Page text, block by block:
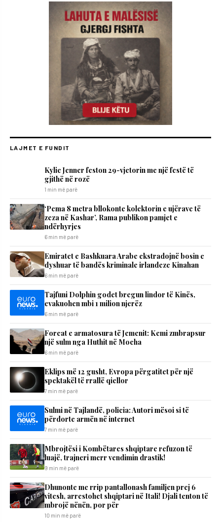
LAJMET E FUNDIT
Kylie Jenner feston 29-vjetorin me një festë të
gjithë në rozë
1 min më parë
‘Pema 8 metra bllokonte kolektorin e ujërave të
zeza në Kashar’, Rama publikon pamjet e
ndërhyrjes
6 min më parë
Emiratet e Bashkuara Arabe ekstradojnë bosin e
dyshuar të bandës kriminale irlandeze Kinahan
6 min më parë
Tajfuni Dolphin godet bregun lindor të Kinës,
evakuohen mbi 1 milion njerëz
6 min më parë
Forcat e armatosura të Jemenit: Kemi zmbrapsur
një sulm nga Huthit në Mocha
6 min më parë
Eklips më 12 gusht, Evropa përgatitet për një
spektakël të rrallë qiellor
7 min më parë
Sulmi në Tajlandë, policia: Autori mësoi si të
përdorte armën në internet
7 min më parë
Mbrojtësi i Kombëtares shqiptare refuzon të
luajë, trajneri merr vendimin drastik!
9 min më parë
Dhunonte me rrip pantallonash familjen prej 6
vitesh, arrestohet shqiptari në Itali! Djali tenton të
mbrojë nënën, por për
10 min më parë